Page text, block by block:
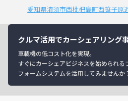
愛知県清須市西枇杷島町西笹子原
クルマ活用でカーシェアリング
車載機の低コスト化を実現。
すぐにカーシェアビジネスを始められる
フォームシステムを活用してみませんか